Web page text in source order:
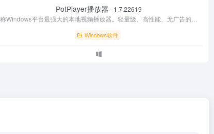
РotРlayer播放器 - 1.7.22619
Windows软件